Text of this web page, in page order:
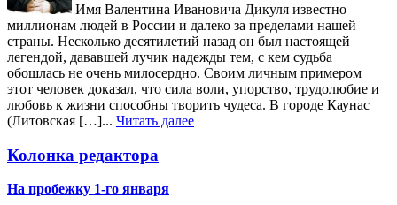
Имя Валентина Ивановича Дикуля известно
миллионам людей в России и далеко за пределами нашей
страны. Несколько десятилетий назад он был настоящей
легендой, дававшей лучик надежды тем, с кем судьба
обошлась не очень милосердно. Своим личным примером
этот человек доказал, что сила воли, упорство, трудолюбие и
любовь к жизни способны творить чудеса. В городе Каунас
(Литовская […]... Читать далее
Колонка редактора
На пробежку 1-го января